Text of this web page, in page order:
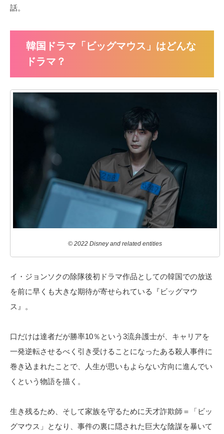
話。
韓国ドラマ「ビッグマウス」はどんな
ドラマ？
© 2022 Disney and related entities
イ・ジョンソクの除隊後初ドラマ作品としての韓国での放送
を前に早くも大きな期待が寄せられている『ビッグマウ
ス』。
口だけは達者だが勝率10％という3流弁護士が、キャリアを
一発逆転させるべく引き受けることになったある殺人事件に
巻き込まれたことで、人生が思いもよらない方向に進んでい
くという物語を描く。
生き残るため、そして家族を守るために天才詐欺師＝「ビッ
グマウス」となり、事件の裏に隠された巨大な陰謀を暴いて